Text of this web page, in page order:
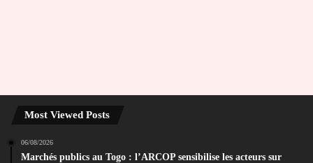
Most Viewed Posts
06/08/2026
Marchés publics au Togo : l’ARCOP sensibilise les acteurs sur